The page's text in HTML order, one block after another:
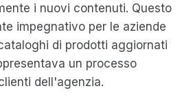
i nuovi contenuti. Questo
impegnativo per le aziende
di prodotti aggiornati
un processo
dell'agenzia.